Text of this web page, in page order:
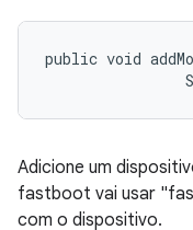
public void
Adicione um
fastboot vai usar
com o dispositivo.